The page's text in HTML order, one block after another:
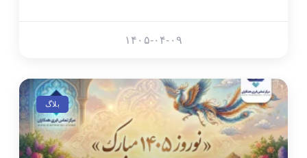
۱۴۰۵-۰۴-۰۹
بلاگ